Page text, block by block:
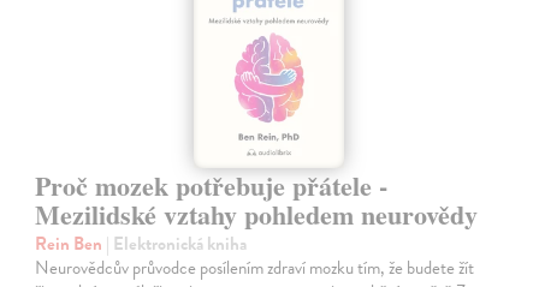
Proč mozek potřebuje přátele -
Mezilidské vztahy pohledem neurovědy
Rein Ben | Elektronická kniha
Neurovědcův průvodce posílením zdraví mozku tím, že budete žít